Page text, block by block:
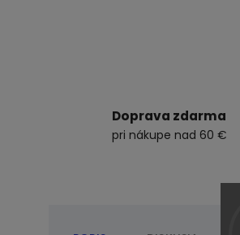
Doprava zdarma
pri nákupe nad 60 €